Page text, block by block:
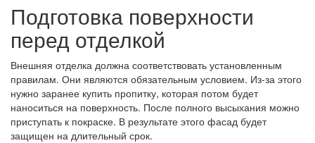
Подготовка поверхности
перед отделкой
Внешняя отделка должна соответствовать установленным
правилам. Они являются обязательным условием. Из-за этого
нужно заранее купить пропитку, которая потом будет
наноситься на поверхность. После полного высыхания можно
приступать к покраске. В результате этого фасад будет
защищен на длительный срок.